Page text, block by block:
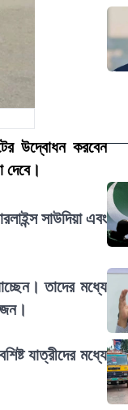
উদ্বোধন করবেন
দেবে।
সাউদিয়া এবং
তাদের মধ্যে
জন।
যাত্রীদের মধ্যে